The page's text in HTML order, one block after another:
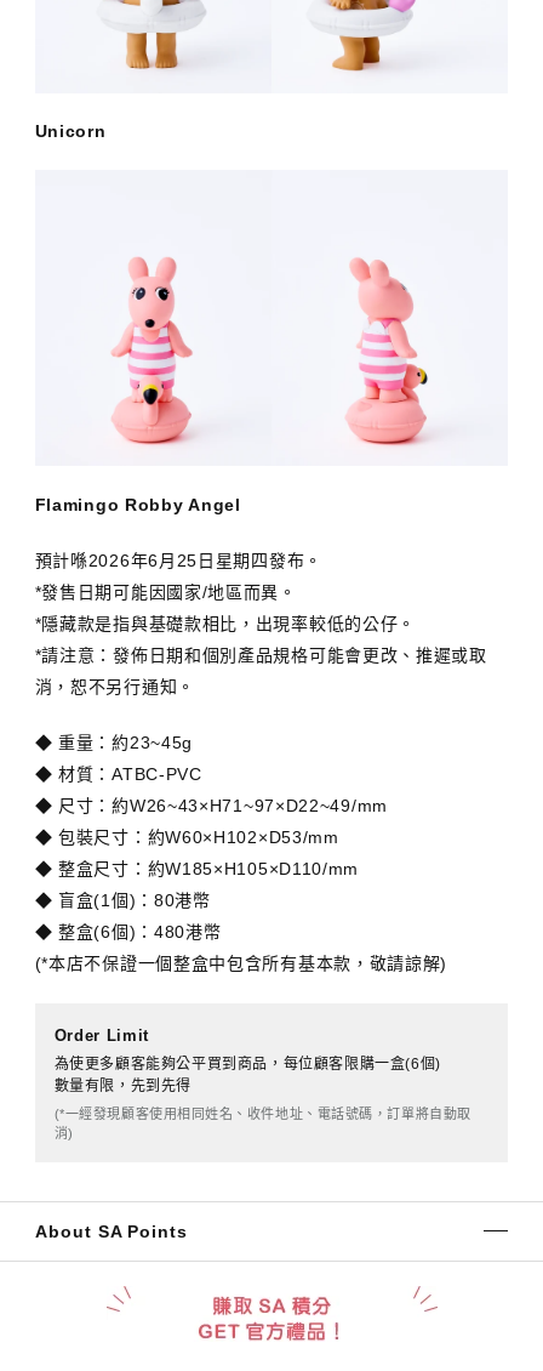
Unicorn
Flamingo Robby Angel
預計喺2026年6月25日星期四發布。
*發售日期可能因國家/地區而異。
*隱藏款是指與基礎款相比，出現率較低的公仔。
*請注意：發佈日期和個別產品規格可能會更改、推遲或取
消，恕不另行通知。
◆ 重量：約23~45g
◆ 材質：ATBC-PVC
◆ 尺寸：約W26~43×H71~97×D22~49/mm
◆ 包裝尺寸：約W60×H102×D53/mm
◆ 整盒尺寸：約W185×H105×D110/mm
◆ 盲盒(1個)：80港幣
◆ 整盒(6個)：480港幣
(*本店不保證一個整盒中包含所有基本款，敬請諒解)
Order Limit
為使更多顧客能夠公平買到商品，每位顧客限購一盒(6個)
數量有限，先到先得
(*一經發現顧客使用相同姓名、收件地址、電話號碼，訂單將自動取
消)
About SA Points